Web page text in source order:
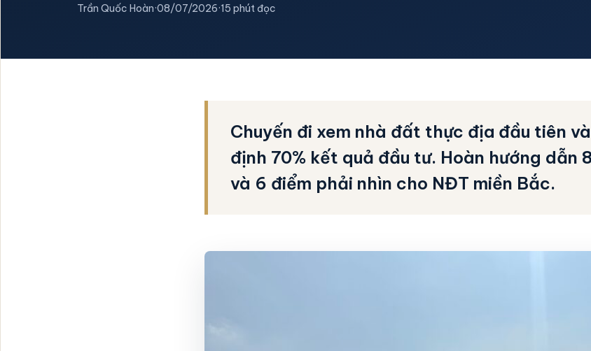
Trần Quốc Hoàn·08/07/2026·15 phút đọc
Chuyến đi xem nhà đất thực địa đầu tiên
định 70% kết quả đầu tư. Hoàn hướng dẫn
và 6 điểm phải nhìn cho NĐT miền Bắc.